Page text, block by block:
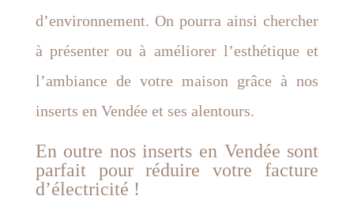
d’environnement. On pourra ainsi chercher
à présenter ou à améliorer l’esthétique et
l’ambiance de votre maison grâce à nos
inserts en Vendée et ses alentours.
En outre nos inserts en Vendée sont
parfait pour réduire votre facture
d’électricité !